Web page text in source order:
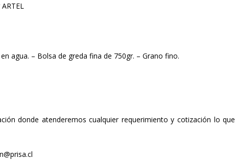
agua. – Bolsa de greda fina de 750gr. – Grano fino.
donde atenderemos cualquier requerimiento y cotización lo que